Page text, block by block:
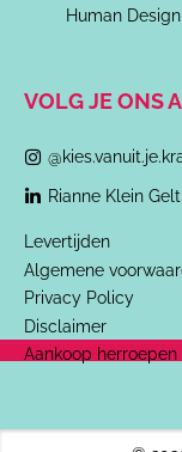
Human
VOLG JE ONS
Rianne Klein
Levertijden
Algemene
Privacy Policy
Disclaimer
Aankoop herroepen